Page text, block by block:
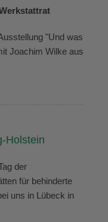
"Und was
Joachim Wilke aus
Holstein
der
für behinderte
uns in Lübeck in